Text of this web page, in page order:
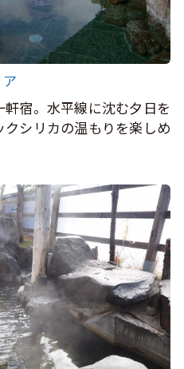
宿。水平線に沈む夕日を
シリカの温もりを楽しめ